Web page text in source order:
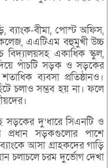
ব্যাংক-বীমা, পোস্ট অফিস,
এএটিএম বহুমুখী উচ্চ
বিদ্যালয়সহ একাধিক স্কুল,
পাঁচটি সড়ক ও সড়কের
ব্যবসা প্রতিষ্ঠানও।
চলাও সম্ভব হয় না। ফলে
সড়কের দু’ধারে সিএনটি ও
প্রধান সড়কগুলোর পাশে
আসা গ্রাহকদের গাড়ি
চলাচলে চরম দুর্ভোগ দেখা